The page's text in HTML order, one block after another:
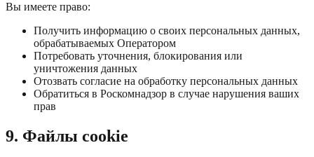
Вы имеете право:
Получить информацию о своих персональных данных,
обрабатываемых Оператором
Потребовать уточнения, блокирования или
уничтожения данных
Отозвать согласие на обработку персональных данных
Обратиться в Роскомнадзор в случае нарушения ваших
прав
9. Файлы cookie